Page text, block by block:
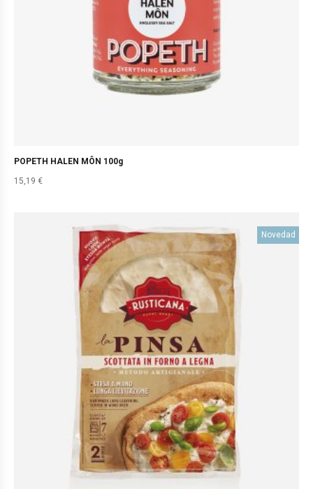
POPETH HALEN MÔN 100g
15,19 €
Novedad